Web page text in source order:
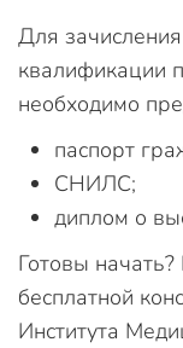
Для
квалификации
необходимо
паспорт
СНИЛС;
диплом о
Готовы
бесплатной
Института